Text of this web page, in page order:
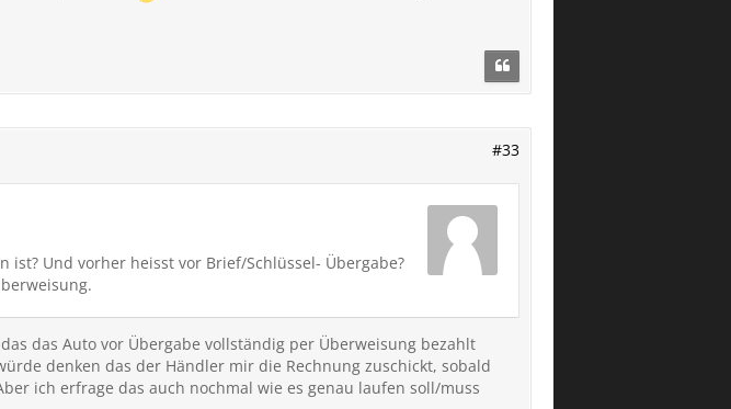
#33
Und vorher heisst vor Brief/Schlüssel- Übergabe?
das Auto vor Übergabe vollständig per Überweisung bezahlt
denken das der Händler mir die Rechnung zuschickt, sobald
ich erfrage das auch nochmal wie es genau laufen soll/muss